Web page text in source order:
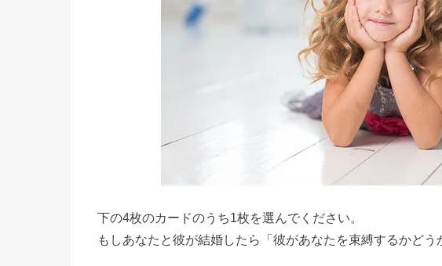
下の4枚のカードのうち1枚を選んでください。
もしあなたと彼が結婚したら「彼があなたを束縛するかどう